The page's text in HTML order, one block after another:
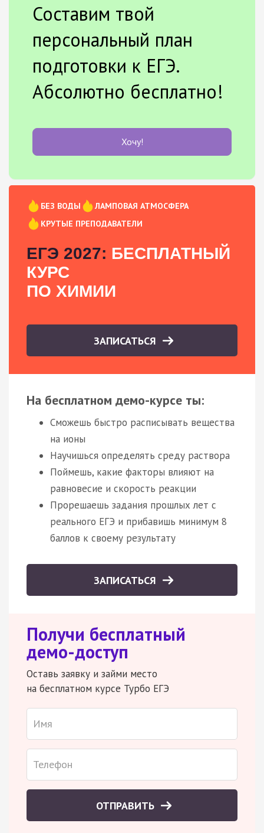
Составим твой
персональный план
подготовки к ЕГЭ.
Абсолютно бесплатно!
Хочу!
БЕЗ ВОДЫ
ЛАМПОВАЯ АТМОСФЕРА
КРУТЫЕ ПРЕПОДАВАТЕЛИ
ЕГЭ 2027: БЕСПЛАТНЫЙ
КУРС
ПО ХИМИИ
ЗАПИСАТЬСЯ
На бесплатном демо-курсе ты:
Сможешь быстро расписывать вещества
на ионы
Научишься определять среду раствора
Поймешь, какие факторы влияют на
равновесие и скорость реакции
Прорешаешь задания прошлых лет с
реального ЕГЭ и прибавишь минимум 8
баллов к своему результату
ЗАПИСАТЬСЯ
Получи бесплатный
демо-доступ
Оставь заявку и займи место
на бесплатном курсе Турбо ЕГЭ
ОТПРАВИТЬ